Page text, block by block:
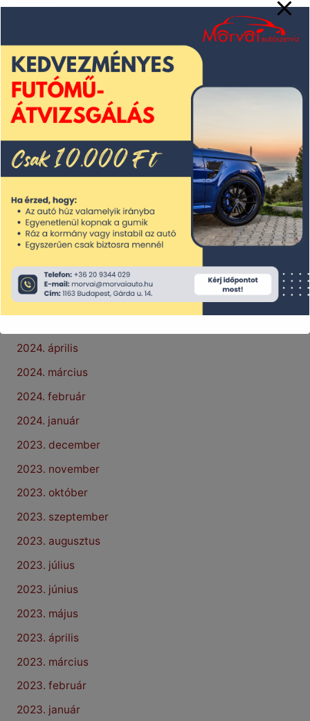
2025. június
2025. április
2025. március
2025. február
2024. december
2024. november
2024. október
2024. szeptember
2024. augusztus
2024. július
2024. június
2024. április
2024. március
2024. február
2024. január
2023. december
2023. november
2023. október
2023. szeptember
2023. augusztus
2023. július
2023. június
2023. május
2023. április
2023. március
2023. február
2023. január